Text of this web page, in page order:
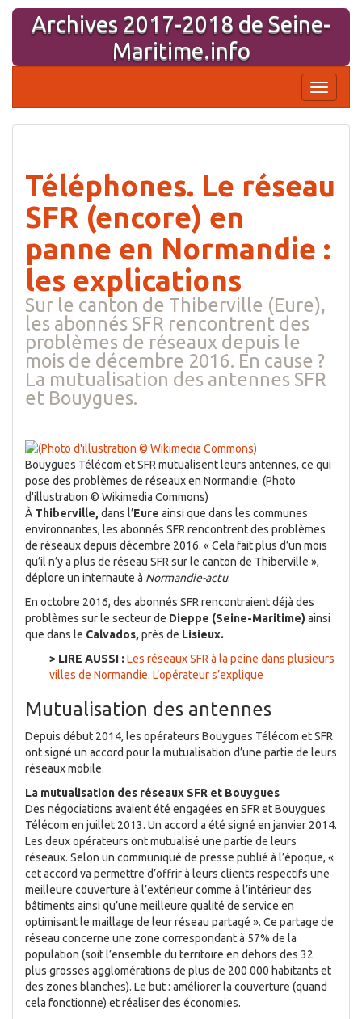
Aller
contenu
Archives 2017-2018 de Seine-
Maritime.info
la
Téléphones. Le réseau
SFR (encore) en
panne en Normandie :
les explications
Sur le canton de Thiberville (Eure),
les abonnés SFR rencontrent des
problèmes de réseaux depuis le
mois de décembre 2016. En cause ?
La mutualisation des antennes SFR
et Bouygues.
Bouygues Télécom et SFR mutualisent leurs antennes, ce qui
pose des problèmes de réseaux en Normandie. (Photo
d'illustration © Wikimedia Commons)
À Thiberville, dans l’Eure ainsi que dans les communes
environnantes, les abonnés SFR rencontrent des problèmes
de réseaux depuis décembre 2016. « Cela fait plus d’un mois
qu’il n’y a plus de réseau SFR sur le canton de Thiberville »,
déplore un internaute à Normandie-actu.
En octobre 2016, des abonnés SFR rencontraient déjà des
problèmes sur le secteur de Dieppe (Seine-Maritime) ainsi
que dans le Calvados, près de Lisieux.
> LIRE AUSSI : Les réseaux SFR à la peine dans plusieurs
villes de Normandie. L’opérateur s’explique
Mutualisation des antennes
Depuis début 2014, les opérateurs Bouygues Télécom et SFR
ont signé un accord pour la mutualisation d’une partie de leurs
réseaux mobile.
La mutualisation des réseaux SFR et Bouygues
Des négociations avaient été engagées en SFR et Bouygues
Télécom en juillet 2013. Un accord a été signé en janvier 2014.
Les deux opérateurs ont mutualisé une partie de leurs
réseaux. Selon un communiqué de presse publié à l’époque, «
cet accord va permettre d’offrir à leurs clients respectifs une
meilleure couverture à l’extérieur comme à l’intérieur des
bâtiments ainsi qu’une meilleure qualité de service en
optimisant le maillage de leur réseau partagé ». Ce partage de
réseau concerne une zone correspondant à 57% de la
population (soit l’ensemble du territoire en dehors des 32
plus grosses agglomérations de plus de 200 000 habitants et
des zones blanches). Le but : améliorer la couverture (quand
cela fonctionne) et réaliser des économies.